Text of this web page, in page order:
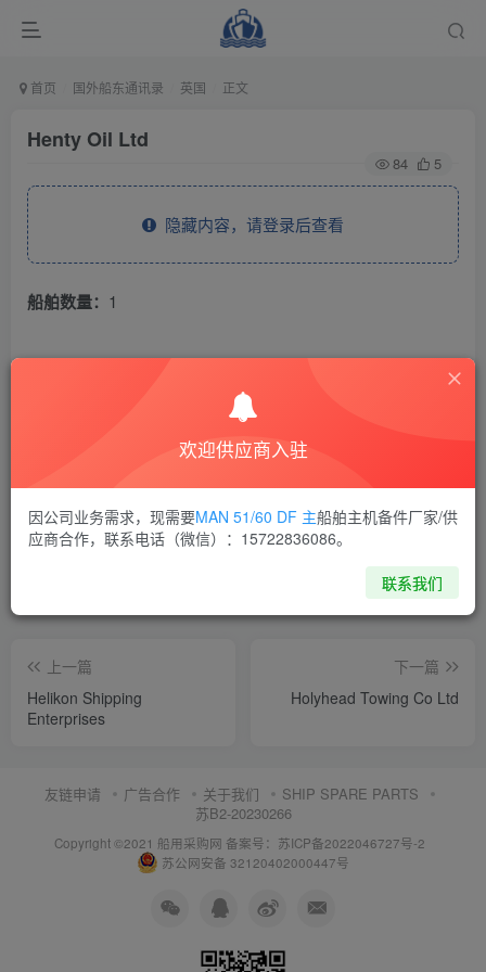
首页 国外船东通讯录 英国 正文
Henty Oil Ltd
84 5
隐藏内容，请登录后查看
船舶数量： 1
THE END
喜欢就支持一下吧
上一篇
Helikon Shipping
Enterprises
下一篇
Holyhead Towing Co Ltd
友链申请 广告合作 关于我们
SHIP SPARE PARTS
苏B2-20230266
Copyright ©2021 船用采购网 备案号：苏ICP备2022046727号-2
苏公网安备 32120402000447号
欢迎供应商入驻
因公司业务需求，现需要MAN 51/60 DF 主船舶主机备件厂家/供
应商合作，联系电话（微信）：15722836086。
联系我们